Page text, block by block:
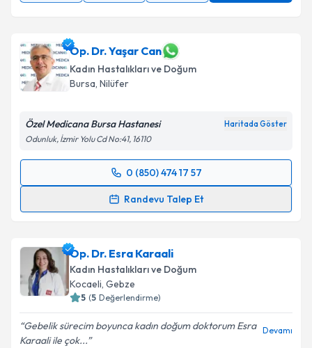
Op. Dr. Yaşar Can
Kadın Hastalıkları ve Doğum
Bursa, Nilüfer
Özel Medicana Bursa Hastanesi Haritada Göster
Odunluk, İzmir Yolu Cd No:41, 16110
0 (850) 474 17 57
Randevu Talep Et
Randevu Takvimi Talebi
takvim hazırlandığında e-posta ile bilgilendireceğiz.
E-posta Adresiniz
Op. Dr. Esra Karaali
Kadın Hastalıkları ve Doğum
Kocaeli, Gebze
5 (5 Değerlendirme)
Gebelik sürecim boyunca kadın doğum doktorum Esra
Karaali ile çok...
Devamı